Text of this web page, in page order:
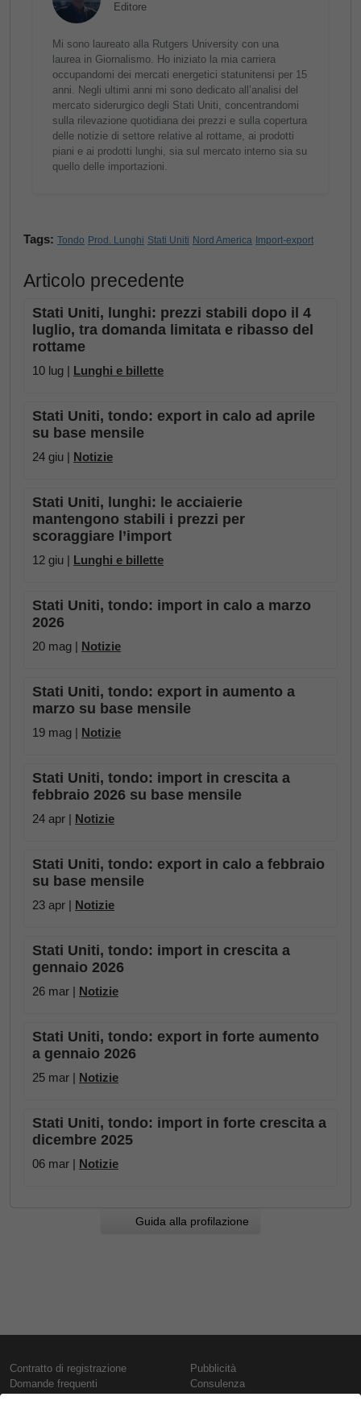
Editore
Mi sono laureato alla Rutgers University con una
laurea in Giornalismo. Ho iniziato la mia carriera
occupandomi dei mercati energetici statunitensi per 15
anni. Negli ultimi anni mi sono dedicato all’analisi del
mercato siderurgico degli Stati Uniti, concentrandomi
sulla rilevazione quotidiana dei prezzi e sulla copertura
delle notizie di settore relative al rottame, ai prodotti
piani e ai prodotti lunghi, sia sul mercato interno sia su
quello delle importazioni.
Tags: Tondo Prod. Lunghi Stati Uniti Nord America Import-export
Articolo precedente
Stati Uniti, lunghi: prezzi stabili dopo il 4
luglio, tra domanda limitata e ribasso del
rottame
10 lug | Lunghi e billette
Stati Uniti, tondo: export in calo ad aprile
su base mensile
24 giu | Notizie
Stati Uniti, lunghi: le acciaierie
mantengono stabili i prezzi per
scoraggiare l’import
12 giu | Lunghi e billette
Stati Uniti, tondo: import in calo a marzo
2026
20 mag | Notizie
Stati Uniti, tondo: export in aumento a
marzo su base mensile
19 mag | Notizie
Stati Uniti, tondo: import in crescita a
febbraio 2026 su base mensile
24 apr | Notizie
Stati Uniti, tondo: export in calo a febbraio
su base mensile
23 apr | Notizie
Stati Uniti, tondo: import in crescita a
gennaio 2026
26 mar | Notizie
Stati Uniti, tondo: export in forte aumento
a gennaio 2026
25 mar | Notizie
Stati Uniti, tondo: import in forte crescita a
dicembre 2025
06 mar | Notizie
Guida alla profilazione
Contratto di registrazione
Domande frequenti
Pubblicità
Consulenza